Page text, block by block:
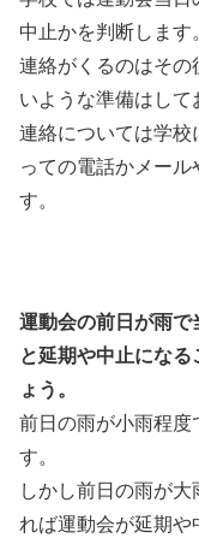
中止かを判断します
連絡がくるのはその
いような準備はして
連絡については学校
っての電話かメー
す。
運動会の前日が雨で
と延期や中止にな
ょう。
前日の雨が小雨程度
す。
しかし前日の雨が
れば運動会が延期や